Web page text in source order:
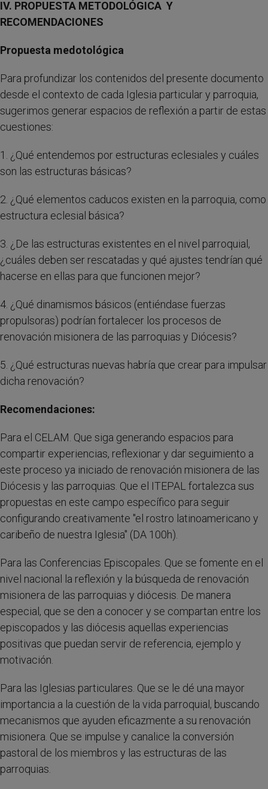
IV. PROPUESTA METODOLÓGICA Y
RECOMENDACIONES
Propuesta medotológica
Para profundizar los contenidos del presente documento
desde el contexto de cada Iglesia particular y parroquia,
sugerimos generar espacios de reflexión a partir de estas
cuestiones:
1. ¿Qué entendemos por estructuras eclesiales y cuáles
son las estructuras básicas?
2. ¿Qué elementos caducos existen en la parroquia, como
estructura eclesial básica?
3. ¿De las estructuras existentes en el nivel parroquial,
¿cuáles deben ser rescatadas y qué ajustes tendrían qué
hacerse en ellas para que funcionen mejor?
4. ¿Qué dinamismos básicos (entiéndase fuerzas
propulsoras) podrían fortalecer los procesos de
renovación misionera de las parroquias y Diócesis?
5. ¿Qué estructuras nuevas habría que crear para impulsar
dicha renovación?
Recomendaciones:
Para el CELAM. Que siga generando espacios para
compartir experiencias, reflexionar y dar seguimiento a
este proceso ya iniciado de renovación misionera de las
Diócesis y las parroquias. Que el ITEPAL fortalezca sus
propuestas en este campo específico para seguir
configurando creativamente "el rostro latinoamericano y
caribeño de nuestra Iglesia" (DA 100h).
Para las Conferencias Episcopales. Que se fomente en el
nivel nacional la reflexión y la búsqueda de renovación
misionera de las parroquias y diócesis. De manera
especial, que se den a conocer y se compartan entre los
episcopados y las diócesis aquellas experiencias
positivas que puedan servir de referencia, ejemplo y
motivación.
Para las Iglesias particulares. Que se le dé una mayor
importancia a la cuestión de la vida parroquial, buscando
mecanismos que ayuden eficazmente a su renovación
misionera. Que se impulse y canalice la conversión
pastoral de los miembros y las estructuras de las
parroquias.